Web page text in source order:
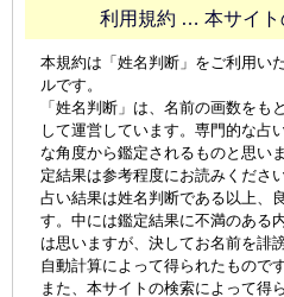
利用規約 … 本サイト
本規約は「姓名判断」をご利用い
ルです。
「姓名判断」は、名前の画数をも
して運営しています。専門的な占
な角度から鑑定されるものと思い
定結果は参考程度にお読みください
占い結果は姓名判断である以上、
す。中には鑑定結果に不満のある
は思いますが、決してお名前を誹
自動計算によって得られたものです
また、本サイトの検索によって得